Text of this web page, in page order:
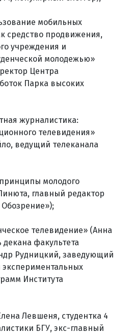
мобильных
средство продвижения,
учреждения и
молодежью»
Центра
Парка высоких
журналистика:
телевидения»
ведущий телеканала
молодого
главный редактор
телевидение» (Анна
декана факультета
Рудницкий, заведующий
Института
Левшеня, студентка 4
БГУ, экс-главный